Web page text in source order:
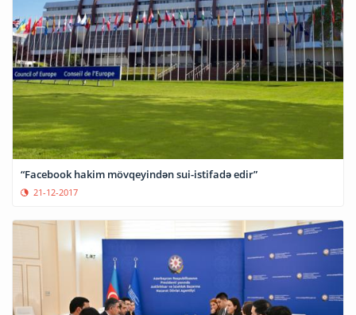
“Facebook hakim mövqeyindən sui-istifadə edir”
21-12-2017